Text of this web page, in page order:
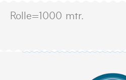
Rolle=1000 mtr.